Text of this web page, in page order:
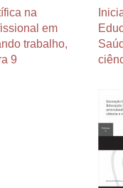
na
em
trabalho,
9